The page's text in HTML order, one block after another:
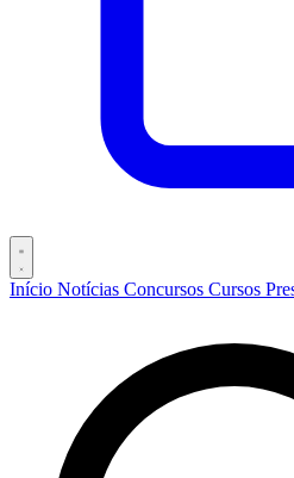
Início Notícias Concursos Cursos